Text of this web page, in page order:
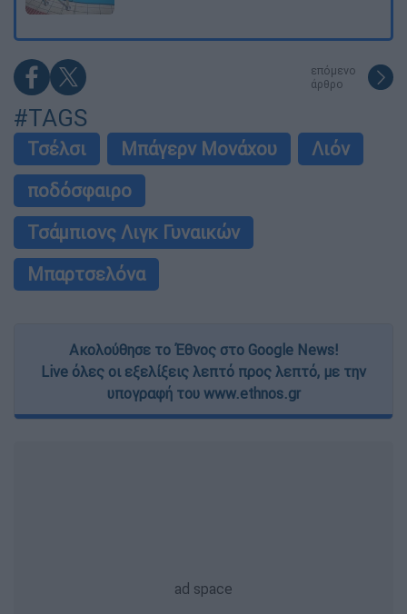
επόμενο
άρθρο
#TAGS
Τσέλσι Μπάγερν Μονάχου
Λιόν
ποδόσφαιρο
Τσάμπιονς Λιγκ Γυναικών
Μπαρτσελόνα
Ακολούθησε το Έθνος στο Google News!
Live όλες οι εξελίξεις λεπτό προς λεπτό, με την
υπογραφή του www.ethnos.gr